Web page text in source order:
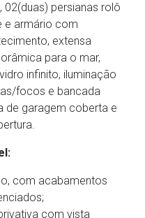
persianas rolô
e armário com
extensa
para o mar,
infinito, iluminação
focos e bancada
de garagem coberta e
com acabamentos
com vista